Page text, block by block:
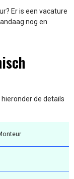
Er is een vacature
nog en
de details